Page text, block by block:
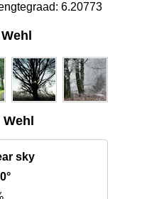
6.20773
sky